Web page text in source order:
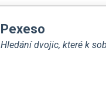
Pexeso
Hledání dvojic, které k